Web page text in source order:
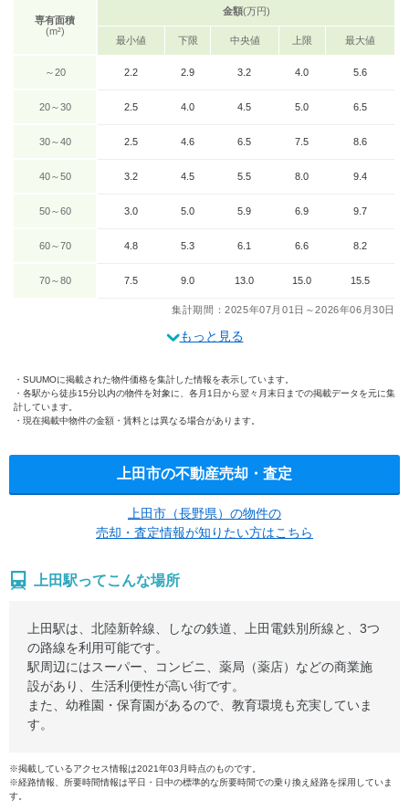
専有面積
(m²)
金額(万円)
最小値 下限 中央値 上限 最大値
～20 2.2 2.9 3.2 4.0 5.6
20～30 2.5 4.0 4.5 5.0 6.5
30～40 2.5 4.6 6.5 7.5 8.6
40～50 3.2 4.5 5.5 8.0 9.4
50～60 3.0 5.0 5.9 6.9 9.7
60～70 4.8 5.3 6.1 6.6 8.2
70～80 7.5 9.0 13.0 15.0 15.5
集計期間：2025年07月01日～2026年06月30日
もっと見る
SUUMOに掲載された物件価格を集計した情報を表示しています。
各駅から徒歩15分以内の物件を対象に、各月1日から翌々月末日までの掲載データを元に集
計しています。
現在掲載中物件の金額・賃料とは異なる場合があります。
上田市の不動産売却・査定
上田市（長野県）の物件の
売却・査定情報が知りたい方はこちら
上田駅ってこんな場所
上田駅は、北陸新幹線、しなの鉄道、上田電鉄別所線と、3つ
の路線を利用可能です。
駅周辺にはスーパー、コンビニ、薬局（薬店）などの商業施
設があり、生活利便性が高い街です。
また、幼稚園・保育園があるので、教育環境も充実していま
す。
※掲載しているアクセス情報は2021年03月時点のものです。
※経路情報、所要時間情報は平日・日中の標準的な所要時間での乗り換え経路を採用していま
す。